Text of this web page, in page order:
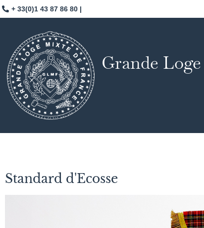
+ 33(0)1 43 87 86 80 |
Grande
Standard d'Ecosse